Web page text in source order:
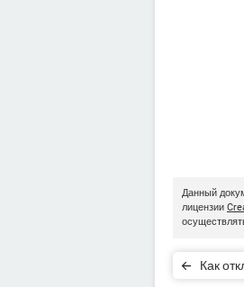
Данный
лицензии
Как